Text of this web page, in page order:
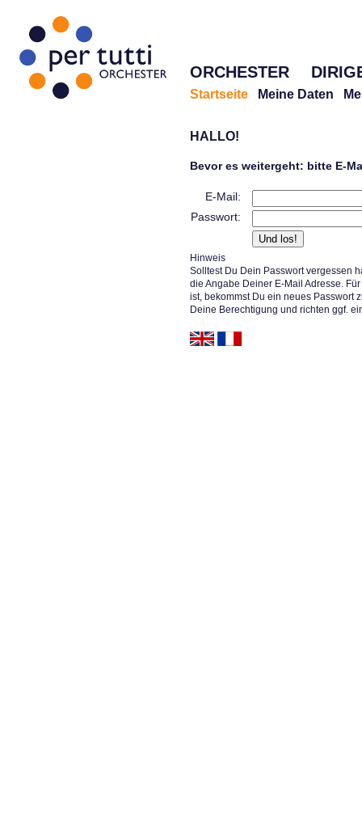
ORCHESTER
Startseite Meine Daten
HALLO!
Bevor es weitergeht: bitte E-
E-Mail:
Passwort:
Hinweis
Solltest Du Dein Passwort vergessen
die Angabe Deiner E-Mail Adresse.
ist, bekommst Du ein neues Passwort
Deine Berechtigung und richten ggf.